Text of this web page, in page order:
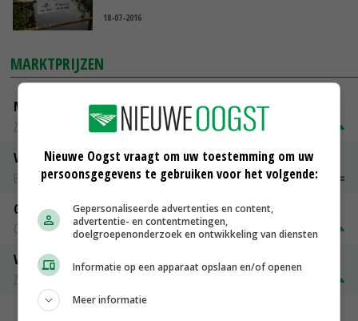
18-07-2016
MARKTPRIJZEN
Magere melkpoeder
Zuivel NL
€ 269,00
Vleeskuikens 2001-2600 gr
Barneveld
€ 1,09~ € 1,11
Gerst
Groningen
€ 197,00 € 2,00
Volle melkpoeder
Zuivel NL
Nieuwe Oogst vraagt om uw toestemming om uw
persoonsgegevens te gebruiken voor het volgende:
Gepersonaliseerde advertenties en content,
advertentie- en contentmetingen,
doelgroepenonderzoek en ontwikkeling van diensten
Informatie op een apparaat opslaan en/of openen
Meer informatie